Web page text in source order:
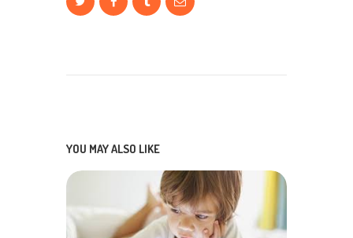
YOU MAY ALSO LIKE